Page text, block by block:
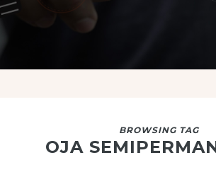
BROWSING TAG
OJA